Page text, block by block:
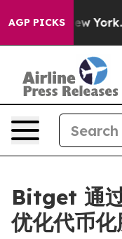
AGP PICKS
News New York...
Bitget 通
优化代币